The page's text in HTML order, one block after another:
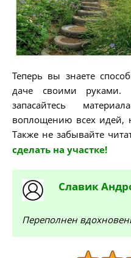
Теперь вы знаете
даче своими руками.
запасайтесь
воплощению всех идей,
Также не забывайте
сделать на участке!
Славик
Переполнен